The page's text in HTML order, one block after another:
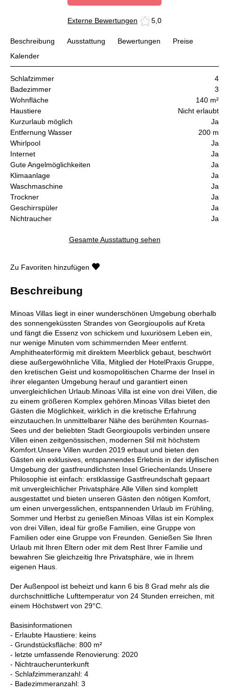
Externe Bewertungen 5,0
Beschreibung Ausstattung Bewertungen
Preise
Kalender
Schlafzimmer
4
Badezimmer
3
Wohnfläche
140 m²
Haustiere
Nicht erlaubt
Kurzurlaub möglich
Ja
Entfernung Wasser
200 m
Whirlpool
Ja
Internet
Ja
Gute Angelmöglichkeiten
Ja
Klimaanlage
Ja
Waschmaschine
Ja
Trockner
Ja
Geschirrspüler
Ja
Nichtraucher
Ja
Gesamte Ausstattung sehen
Zu Favoriten hinzufügen
Beschreibung
Minoas Villas liegt in einer wunderschönen Umgebung oberhalb
des sonnengeküssten Strandes von Georgioupolis auf Kreta
und fängt die Essenz von schickem und luxuriösem Leben ein,
nur wenige Minuten vom schimmernden Meer entfernt.
Amphitheaterförmig mit direktem Meerblick gebaut, beschwört
diese außergewöhnliche Villa, Mitglied der HotelPraxis Gruppe,
den kretischen Geist und kosmopolitischen Charme der Insel in
ihrer eleganten Umgebung herauf und garantiert einen
unvergleichlichen Urlaub.Minoas Villa ist eine von drei Villen, die
zu einem größeren Komplex gehören.Minoas Villas bietet den
Gästen die Möglichkeit, wirklich in die kretische Erfahrung
einzutauchen.In unmittelbarer Nähe des berühmten Kournas-
Sees und der beliebten Stadt Georgioupolis verbinden unsere
Villen einen zeitgenössischen, modernen Stil mit höchstem
Komfort.Unsere Villen wurden 2019 erbaut und bieten den
Gästen ein exklusives, entspannendes Erlebnis in der idyllischen
Umgebung der gastfreundlichsten Insel Griechenlands.Unsere
Philosophie ist einfach: erstklassige Gastfreundschaft gepaart
mit unvergleichlicher Privatsphäre.Alle Villen sind komplett
ausgestattet und bieten unseren Gästen den nötigen Komfort,
um einen unvergesslichen, entspannenden Urlaub im Frühling,
Sommer und Herbst zu genießen.Minoas Villas ist ein Komplex
von drei Villen, ideal für große Familien, eine Gruppe von
Familien oder eine Gruppe von Freunden. Genießen Sie Ihren
Urlaub mit Ihren Eltern oder mit dem Rest Ihrer Familie und
bewahren Sie gleichzeitig Ihre Privatsphäre, wie in Ihrem
eigenen Haus.
Der Außenpool ist beheizt und kann 6 bis 8 Grad mehr als die
durchschnittliche Lufttemperatur von 24 Stunden erreichen, mit
einem Höchstwert von 29°C.
Basisinformationen
- Erlaubte Haustiere: keins
- Grundstücksfläche: 800 m²
- letzte umfassende Renovierung: 2020
- Nichtraucherunterkunft
- Schlafzimmeranzahl: 4
- Badezimmeranzahl: 3